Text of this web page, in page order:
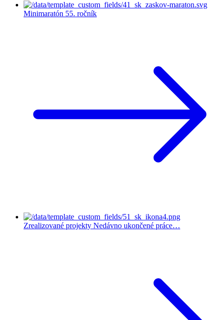
Minimaratón 55. ročník
Zrealizované projekty Nedávno ukončené práce…